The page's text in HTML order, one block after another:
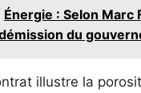
Énergie : Selon Marc
du
illustre la